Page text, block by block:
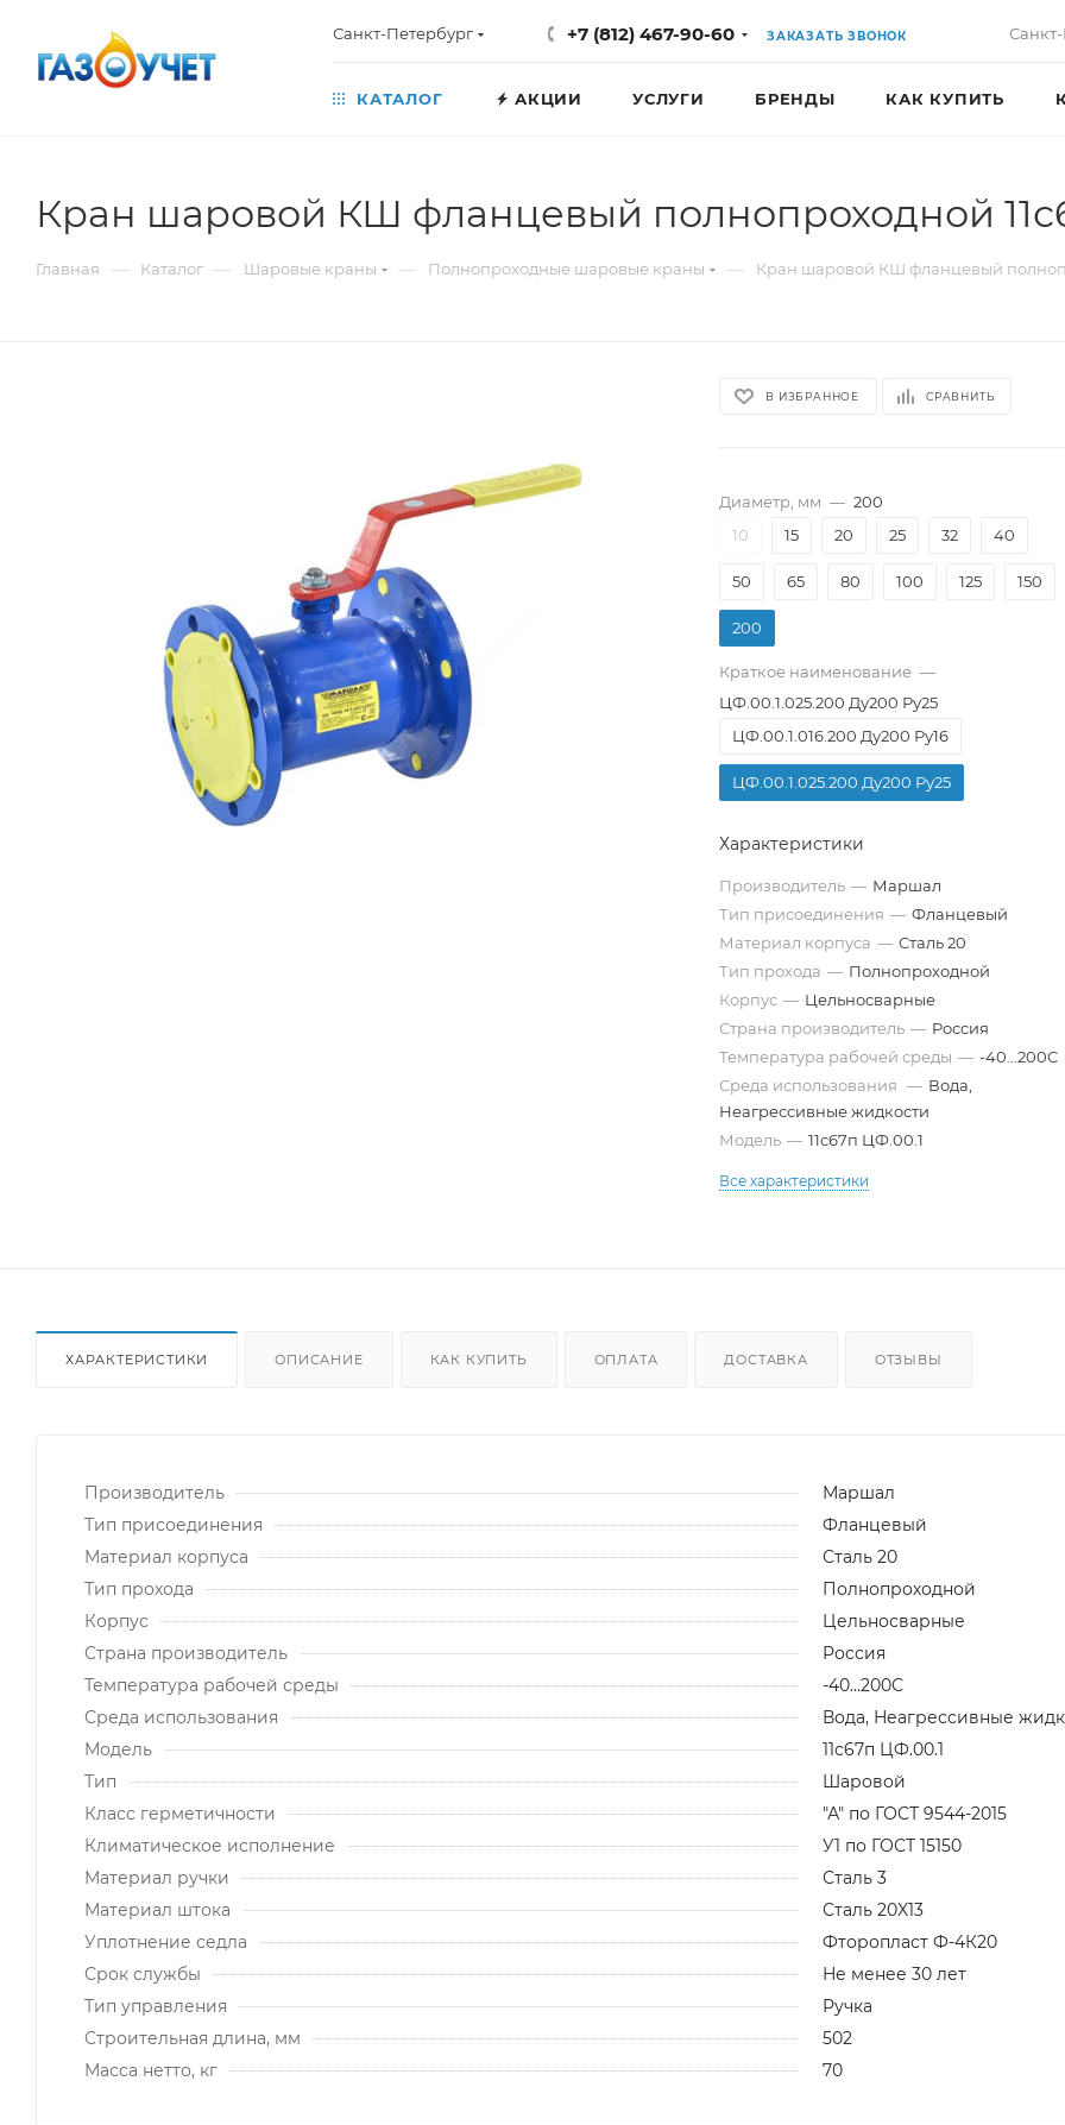
Санкт-Петербург +7 (812) 467-90-60 ЗАКАЗАТЬ ЗВОНОК
КАТАЛОГ АКЦИИ УСЛУГИ БРЕНДЫ КАК КУПИТЬ
Кран шаровой КШ фланцевый полнопроходной
Главная — Каталог — Шаровые краны — Полнопроходные шаровые краны — Кран шаровой КШ фланцевый
В ИЗБРАННОЕ СРАВНИТЬ
Диаметр, мм — 200
10
15 20 25 32 40
50 65 80 100 125 150
200
Краткое наименование —
ЦФ.00.1.025.200 Ду200 Ру25
ЦФ.00.1.016.200 Ду200 Ру16
ЦФ.00.1.025.200 Ду200 Ру25
Характеристики
Производитель — Маршал
Тип присоединения — Фланцевый
Материал корпуса — Сталь 20
Тип прохода — Полнопроходной
Корпус — Цельносварные
Страна производитель — Россия
Температура рабочей среды — -40...200С
Среда использования — Вода,
Неагрессивные жидкости
Модель — 11с67п ЦФ.00.1
Все характеристики
ХАРАКТЕРИСТИКИ ОПИСАНИЕ КАК КУПИТЬ ОПЛАТА ДОСТАВКА ОТЗЫВЫ
Производитель
Маршал
Тип присоединения
Фланцевый
Материал корпуса
Сталь 20
Тип прохода
Полнопроходной
Корпус
Цельносварные
Страна производитель
Россия
Температура рабочей среды
-40...200С
Среда использования
Вода, Неагрессивные
Модель
11с67п ЦФ.00.1
Тип
Шаровой
Класс герметичности
"А" по ГОСТ 9544-2015
Климатическое исполнение
У1 по ГОСТ 15150
Материал ручки
Сталь 3
Материал штока
Сталь 20X13
Уплотнение седла
Фторопласт Ф-4К20
Срок службы
Не менее 30 лет
Тип управления
Ручка
Строительная длина, мм
502
Масса нетто, кг
70